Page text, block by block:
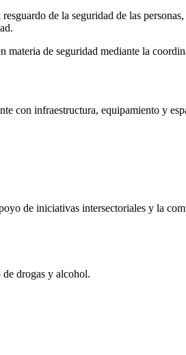
de la seguridad de las
de seguridad mediante la
infraestructura, equipamiento y
de iniciativas intersectoriales y la
drogas y alcohol.